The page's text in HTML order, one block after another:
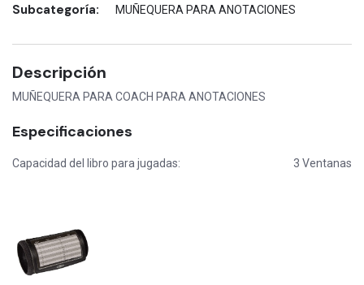
Subcategoría: MUÑEQUERA PARA ANOTACIONES
Descripción
MUÑEQUERA PARA COACH PARA ANOTACIONES
Especificaciones
Capacidad del libro para jugadas: 3 Ventanas